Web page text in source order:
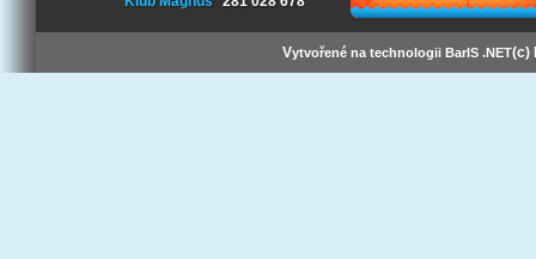
Vytvořené na technologii BarIS .NET(c)